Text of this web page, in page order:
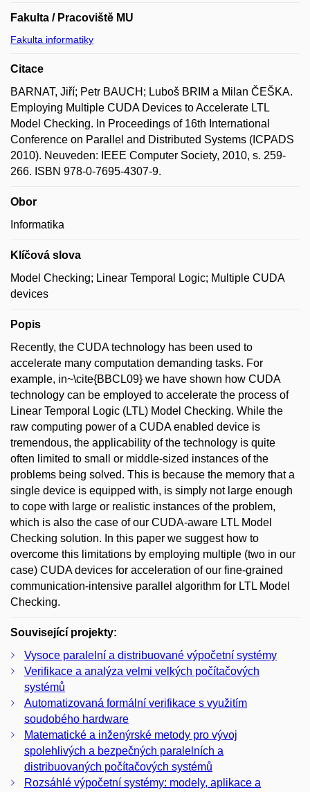
Fakulta / Pracoviště MU
Fakulta informatiky
Citace
BARNAT, Jiří; Petr BAUCH; Luboš BRIM a Milan ČEŠKA.
Employing Multiple CUDA Devices to Accelerate LTL
Model Checking. In Proceedings of 16th International
Conference on Parallel and Distributed Systems (ICPADS
2010). Neuveden: IEEE Computer Society, 2010, s. 259-
266. ISBN 978-0-7695-4307-9.
Obor
Informatika
Klíčová slova
Model Checking; Linear Temporal Logic; Multiple CUDA
devices
Popis
Recently, the CUDA technology has been used to
accelerate many computation demanding tasks. For
example, in~\cite{BBCL09} we have shown how CUDA
technology can be employed to accelerate the process of
Linear Temporal Logic (LTL) Model Checking. While the
raw computing power of a CUDA enabled device is
tremendous, the applicability of the technology is quite
often limited to small or middle-sized instances of the
problems being solved. This is because the memory that a
single device is equipped with, is simply not large enough
to cope with large or realistic instances of the problem,
which is also the case of our CUDA-aware LTL Model
Checking solution. In this paper we suggest how to
overcome this limitations by employing multiple (two in our
case) CUDA devices for acceleration of our fine-grained
communication-intensive parallel algorithm for LTL Model
Checking.
Související projekty:
Vysoce paralelní a distribuované výpočetní systémy
Verifikace a analýza velmi velkých počítačových
systémů
Automatizovaná formální verifikace s využitím
soudobého hardware
Matematické a inženýrské metody pro vývoj
spolehlivých a bezpečných paralelních a
distribuovaných počítačových systémů
Rozsáhlé výpočetní systémy: modely, aplikace a